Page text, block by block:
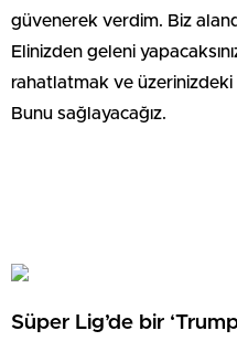
güvenerek verdim. Biz
Elinizden geleni
rahatlatmak ve üzerinizdeki
Bunu sağlayacağız.
Süper Lig’de bir